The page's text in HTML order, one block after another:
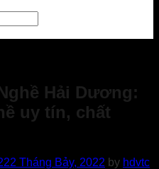
Hải Dương:
uy tín, chất
22 Tháng Bảy, 2022 by hdvtc